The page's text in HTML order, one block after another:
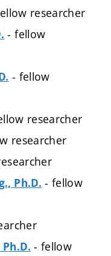
researcher
- fellow
- fellow
researcher
researcher
Ph.D. - fellow
- fellow